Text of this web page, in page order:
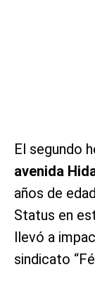
El segundo
avenida
años de
Status en
llevó a
sindicato